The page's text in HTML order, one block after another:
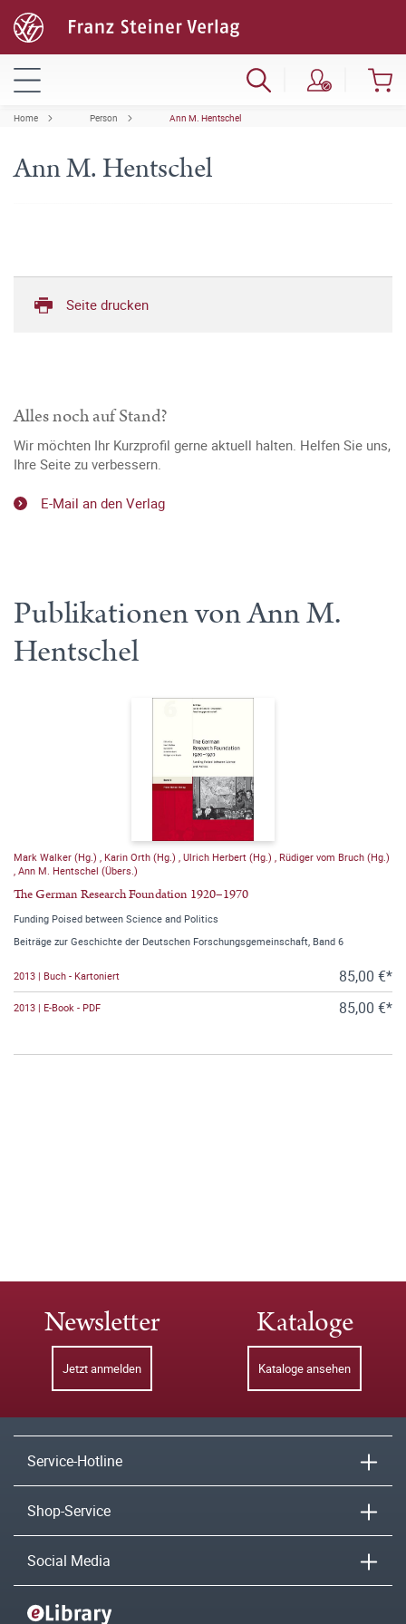
Home Person Ann M. Hentschel
Ann M. Hentschel
Seite drucken
Alles noch auf Stand?
Wir möchten Ihr Kurzprofil gerne aktuell halten. Helfen Sie uns,
Ihre Seite zu verbessern.
E-Mail an den Verlag
Publikationen von Ann M.
Hentschel
Mark Walker (Hg.) Karin Orth (Hg.) Ulrich Herbert (Hg.)
Rüdiger vom Bruch (Hg.)
Ann M. Hentschel (Übers.)
The German Research Foundation 1920–1970
Funding Poised between Science and Politics
Beiträge zur Geschichte der Deutschen Forschungsgemeinschaft, Band 6
2013 | Buch - Kartoniert 85,00 €*
2013 | E-Book - PDF 85,00 €*
Newsletter
Jetzt anmelden
Kataloge
Kataloge ansehen
Service-Hotline
Shop-Service
Social Media